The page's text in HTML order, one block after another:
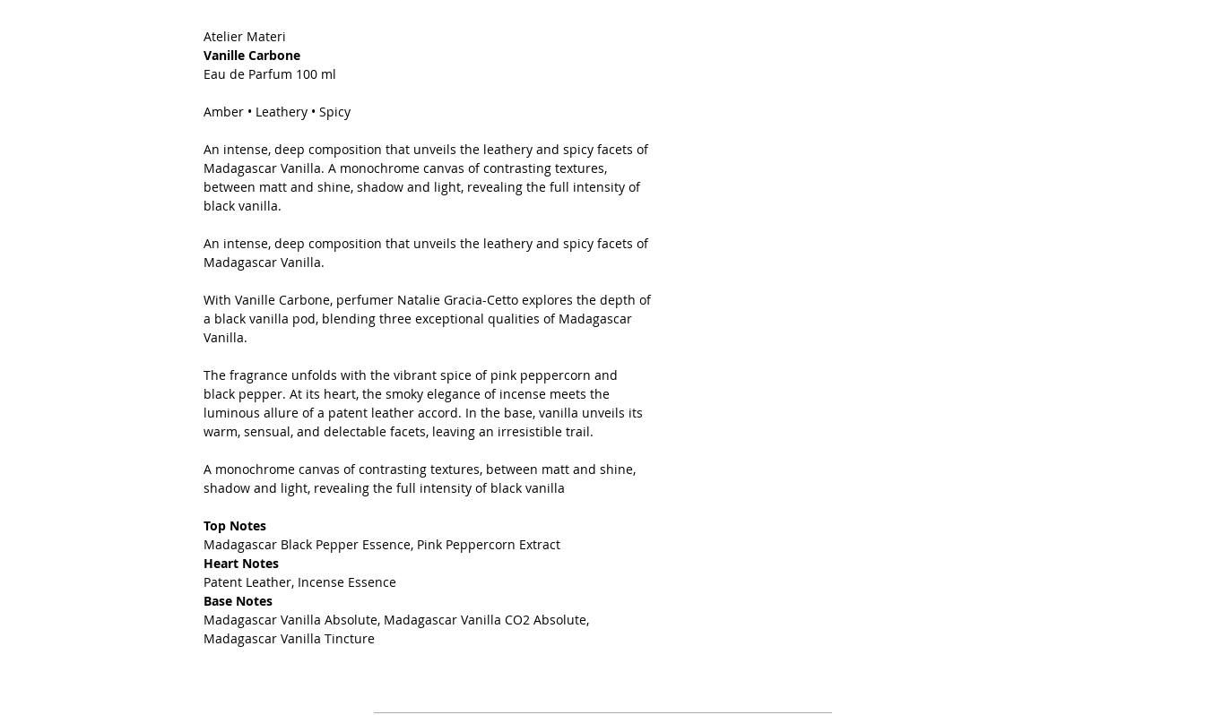
Atelier Materi
Vanille Carbone
Eau de Parfum 100 ml
Amber • Leathery • Spicy
An intense, deep composition that unveils the leathery and spicy facets of
Madagascar Vanilla. A monochrome canvas of contrasting textures,
between matt and shine, shadow and light, revealing the full intensity of
black vanilla.
An intense, deep composition that unveils the leathery and spicy facets of
Madagascar Vanilla.
With Vanille Carbone, perfumer Natalie Gracia-Cetto explores the depth of
a black vanilla pod, blending three exceptional qualities of Madagascar
Vanilla.
The fragrance unfolds with the vibrant spice of pink peppercorn and
black pepper. At its heart, the smoky elegance of incense meets the
luminous allure of a patent leather accord. In the base, vanilla unveils its
warm, sensual, and delectable facets, leaving an irresistible trail.
A monochrome canvas of contrasting textures, between matt and shine,
shadow and light, revealing the full intensity of black vanilla
Top Notes
Madagascar Black Pepper Essence, Pink Peppercorn Extract
Heart Notes
Patent Leather, Incense Essence
Base Notes
Madagascar Vanilla Absolute, Madagascar Vanilla CO2 Absolute,
Madagascar Vanilla Tincture